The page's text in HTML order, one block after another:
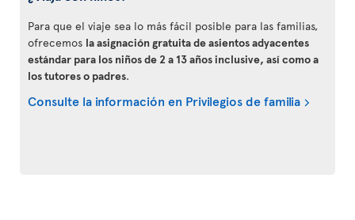
Para que el viaje sea lo más fácil posible para las familias,
ofrecemos la asignación gratuita de asientos adyacentes
estándar para los niños de 2 a 13 años inclusive, así como a
los tutores o padres.
Consulte la información en Privilegios de familia